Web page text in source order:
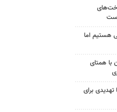
هستیم اما
با همتای
تهدیدی برای